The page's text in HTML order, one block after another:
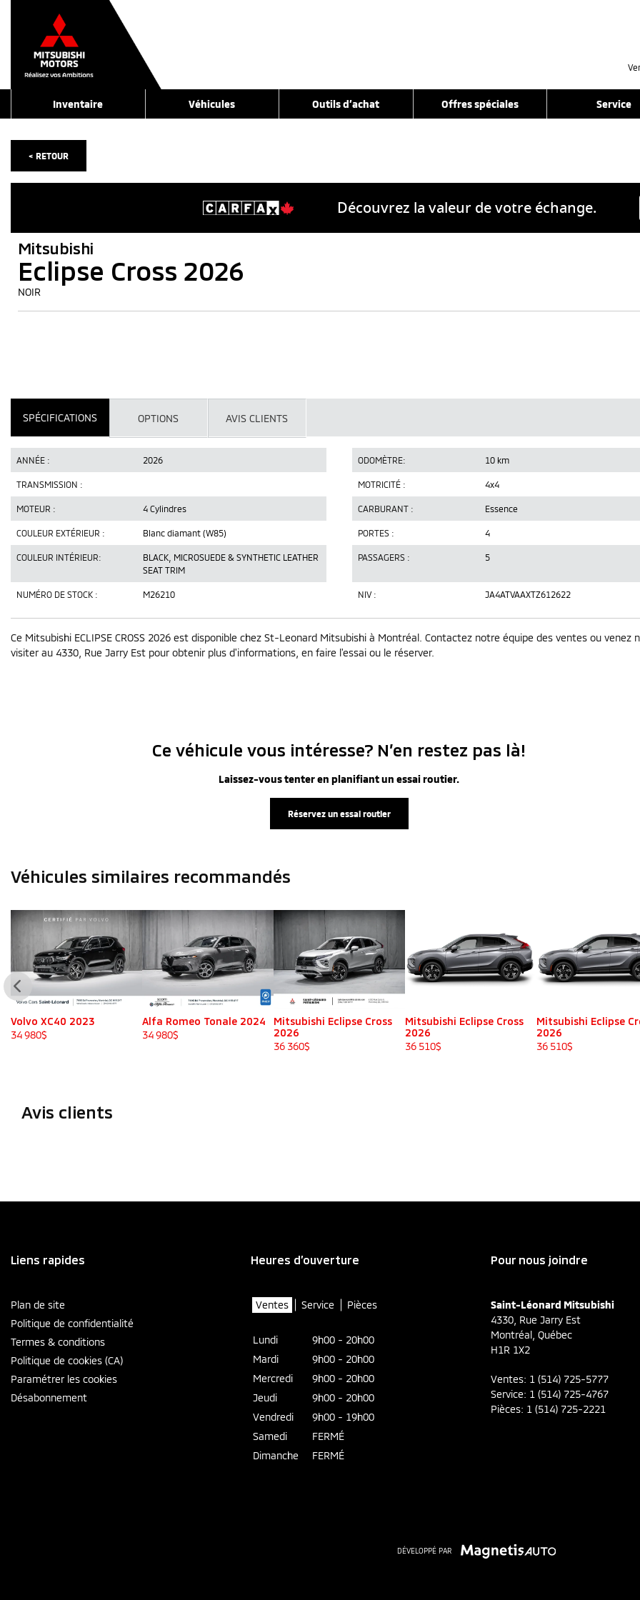
Inventaire Véhicules Outils d’achat Offres spéciales Service
< RETOUR
Découvrez la valeur de votre échange.
Mitsubishi
Eclipse Cross 2026
NOIR
SPÉCIFICATIONS OPTIONS AVIS CLIENTS
ANNÉE : 2026 ODOMÈTRE: 10 km
TRANSMISSION : MOTRICITÉ : 4x4
MOTEUR : 4 Cylindres CARBURANT : Essence
COULEUR EXTÉRIEUR : Blanc diamant (W85) PORTES : 4
COULEUR INTÉRIEUR:
BLACK, MICROSUEDE & SYNTHETIC LEATHER
SEAT TRIM
PASSAGERS : 5
NUMÉRO DE STOCK : M26210 NIV : JA4ATVAAXTZ612622
Ce Mitsubishi ECLIPSE CROSS 2026 est disponible chez St-Leonard Mitsubishi à Montréal. Contactez notre équipe des ventes ou venez
visiter au 4330, Rue Jarry Est pour obtenir plus d'informations, en faire l'essai ou le réserver.
Ce véhicule vous intéresse? N’en restez pas là!
Laissez-vous tenter en planifiant un essai routier.
Réservez un essai routier
Véhicules similaires recommandés
Volvo XC40 2023
34 980$
Alfa Romeo Tonale 2024
34 980$
Mitsubishi Eclipse Cross
2026
36 360$
Mitsubishi Eclipse Cross
2026
36 510$
Mitsubishi Eclipse
2026
36 510$
Avis clients
Liens rapides
Plan de site
Politique de confidentialité
Termes & conditions
Politique de cookies (CA)
Paramétrer les cookies
Désabonnement
Heures d’ouverture
Ventes Service Pièces
Lundi
9h00 - 20h00
Mardi
9h00 - 20h00
Mercredi
9h00 - 20h00
Jeudi
9h00 - 20h00
Vendredi
9h00 - 19h00
Samedi
FERMÉ
Dimanche
FERMÉ
Pour nous joindre
Saint-Léonard Mitsubishi
4330, Rue Jarry Est
Montréal, Québec
H1R 1X2
Ventes: 1 (514) 725-5777
Service: 1 (514) 725-4767
Pièces: 1 (514) 725-2221
DÉVELOPPÉ PAR